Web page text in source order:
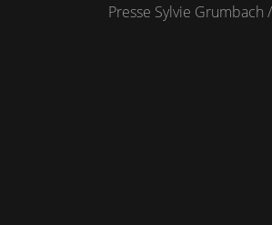
Presse Sylvie Grumbach